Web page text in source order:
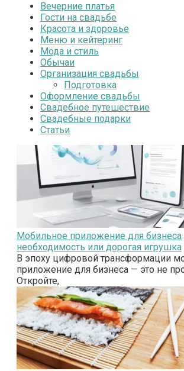
Вечерние платья
Гости на свадьбе
Красота и здоровье
Меню и кейтеринг
Мода и стиль
Обычаи
Организация свадьбы
Подготовка
Оформление свадьбы
Свадебное путешествие
Свадебные подарки
Статьи
Мобильное приложение для бизнеса
необходимость или дорогая игрушка
В эпоху цифровой трансформации
приложение для бизнеса — это не
Откройте,